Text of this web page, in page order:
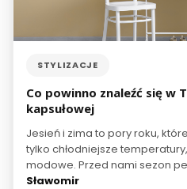
STYLIZACJE
Co powinno znaleźć się w
kapsułowej
Jesień i zima to pory roku,
tylko chłodniejsze
modowe. Przed nami sezon
wygody. Dziś opowiemy o tym,
Sławomir